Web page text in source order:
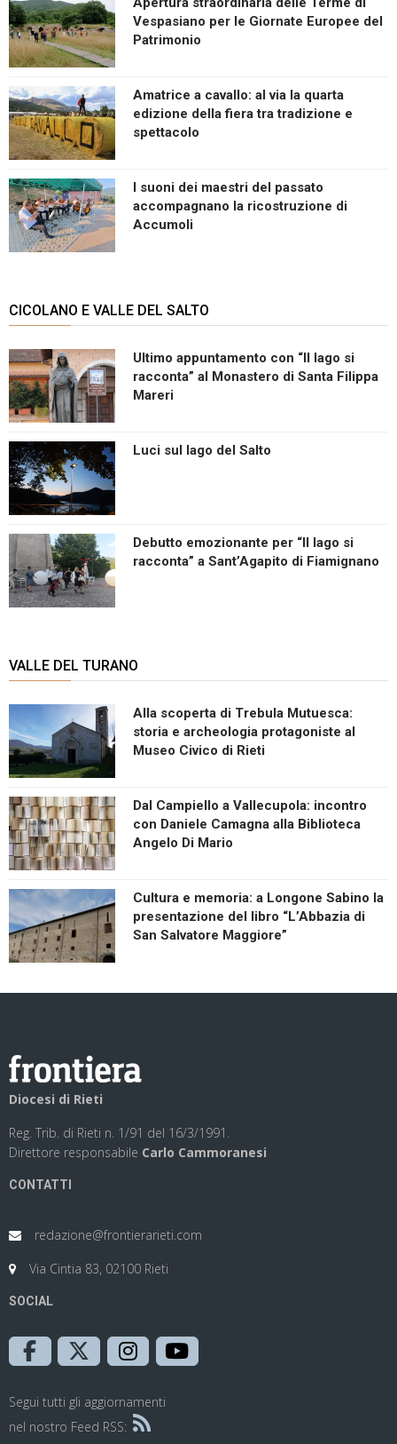
Vespasiano per le Giornate Europee del
Patrimonio
Amatrice a cavallo: al via la quarta
edizione della fiera tra tradizione e
spettacolo
I suoni dei maestri del passato
accompagnano la ricostruzione di
Accumoli
CICOLANO E VALLE DEL SALTO
Ultimo appuntamento con “Il lago si
racconta” al Monastero di Santa Filippa
Mareri
Luci sul lago del Salto
Debutto emozionante per “Il lago si
racconta” a Sant’Agapito di Fiamignano
VALLE DEL TURANO
Alla scoperta di Trebula Mutuesca:
storia e archeologia protagoniste al
Museo Civico di Rieti
Dal Campiello a Vallecupola: incontro
con Daniele Camagna alla Biblioteca
Angelo Di Mario
Cultura e memoria: a Longone Sabino la
presentazione del libro “L’Abbazia di
San Salvatore Maggiore”
Diocesi di Rieti
Reg. Trib. di Rieti n. 1/91 del 16/3/1991.
Direttore responsabile Carlo Cammoranesi
CONTATTI
redazione@frontierarieti.com
Via Cintia 83, 02100 Rieti
SOCIAL
Segui tutti gli aggiornamenti
nel nostro Feed RSS: